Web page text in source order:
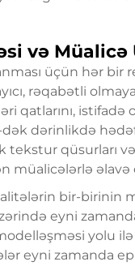
və Müalicə
üçün hər bir
rəqabətli
qatlarını, istifadə
dək dərinlikdə
qüsurları
əlavə
bir-birinin
eyni
yolu
eyni zamanda